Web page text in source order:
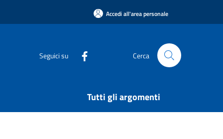
Accedi all'area personale
Seguici su Cerca
Tutti gli argomenti